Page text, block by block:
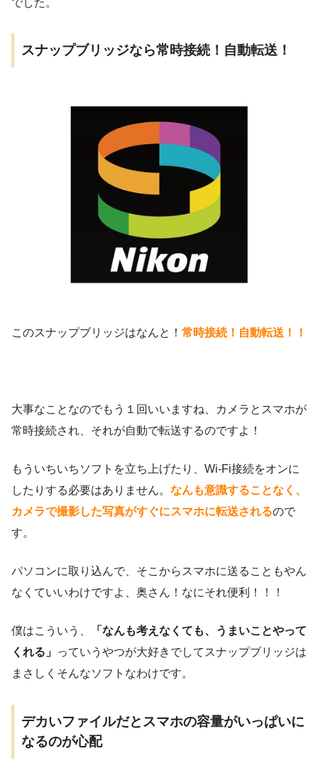
スナップブリッジなら常時接続！自動転送！
このスナップブリッジはなんと！ 常時接続！自動転送！！
大事なことなのでもう１回いいますね、カメラとスマホが
常時接続され、それが自動で転送するのですよ！
もういちいちソフトを立ち上げたり、Wi-Fi接続をオンに
したりする必要はありません。 なんも意識することなく、
カメラで撮影した写真がすぐにスマホに転送されるので
す。
パソコンに取り込んで、そこからスマホに送ることもやん
なくていいわけですよ、奥さん！なにそれ便利！！！
僕はこういう、
「なんも考えなくても、うまいことやって
くれる」 っていうやつが大好きでしてスナップブリッジは
まさしくそんなソフトなわけです。
デカいファイルだとスマホの容量がいっぱいに
なるのが心配